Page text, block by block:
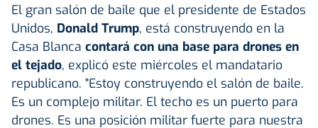
El gran salón de baile que el presidente de Estados
Unidos, Donald Trump, está construyendo en la
Casa Blanca contará con una base para drones en
el tejado, explicó este miércoles el mandatario
republicano. "Estoy construyendo el salón de baile.
Es un complejo militar. El techo es un puerto para
drones. Es una posición militar fuerte para nuestra